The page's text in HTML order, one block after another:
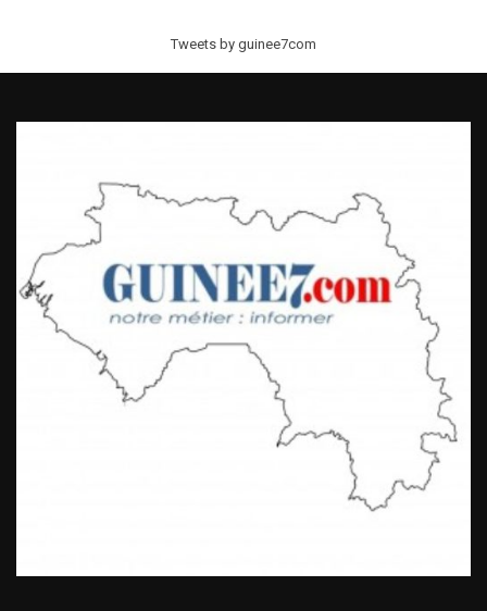
Tweets by guinee7com